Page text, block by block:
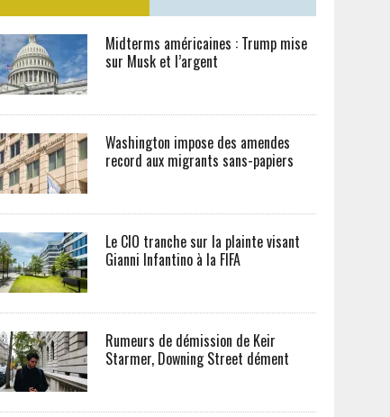
Midterms américaines : Trump mise
sur Musk et l’argent
Washington impose des amendes
record aux migrants sans-papiers
Le CIO tranche sur la plainte visant
Gianni Infantino à la FIFA
Rumeurs de démission de Keir
Starmer, Downing Street dément